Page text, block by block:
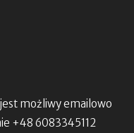
możliwy emailowo
+48 6083345112